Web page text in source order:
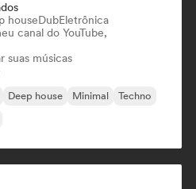
houseDubEletrônica
canal do YouTube,
suas músicas
Deep house Minimal
Techno